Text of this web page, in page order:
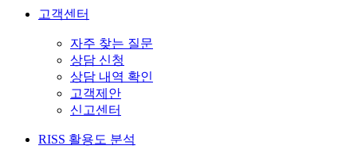
고객센터
자주 찾는 질문
상담 신청
상담 내역 확인
고객제안
신고센터
RISS 활용도 분석